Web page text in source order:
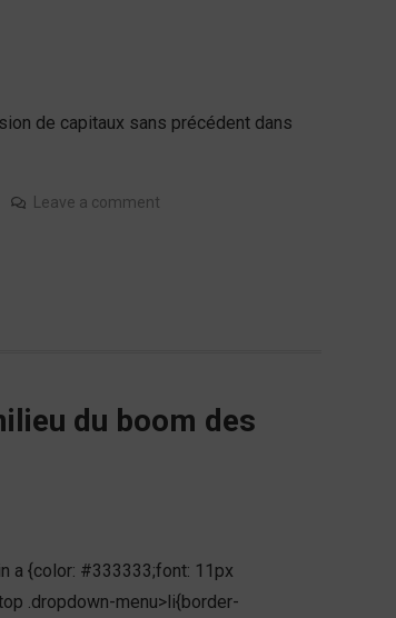
de capitaux sans précédent dans
Leave a comment
du boom des
a {color: #333333;font: 11px
.dropdown-menu>li{border-